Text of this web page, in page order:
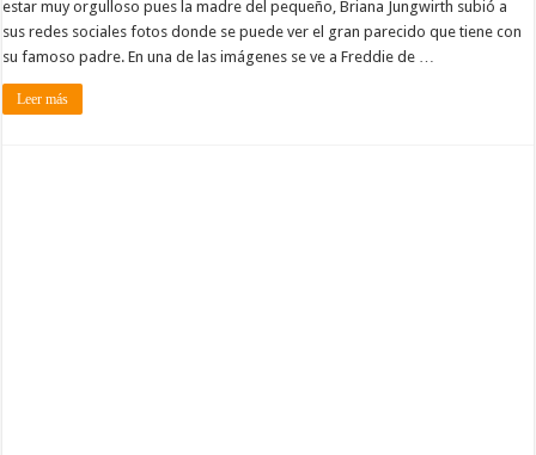
estar muy orgulloso pues la madre del pequeño, Briana Jungwirth subió a
sus redes sociales fotos donde se puede ver el gran parecido que tiene con
su famoso padre. En una de las imágenes se ve a Freddie de …
Leer más